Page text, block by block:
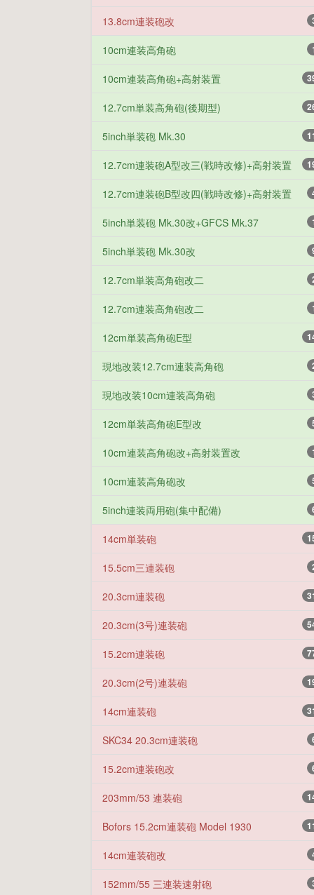
13.8cm連装砲改
10cm連装高角砲
10cm連装高角砲+高射装置
12.7cm単装高角砲(後期型)
5inch単装砲 Mk.30
12.7cm連装砲A型改三(戦時改修)+高射装置
12.7cm連装砲B型改四(戦時改修)+高射装置
5inch単装砲 Mk.30改+GFCS Mk.37
5inch単装砲 Mk.30改
12.7cm単装高角砲改二
12.7cm連装高角砲改二
12cm単装高角砲E型
現地改装12.7cm連装高角砲
現地改装10cm連装高角砲
12cm単装高角砲E型改
10cm連装高角砲改+高射装置改
10cm連装高角砲改
5inch連装両用砲(集中配備)
14cm単装砲
15.5cm三連装砲
20.3cm連装砲
20.3cm(3号)連装砲
15.2cm連装砲
20.3cm(2号)連装砲
14cm連装砲
SKC34 20.3cm連装砲
15.2cm連装砲改
203mm/53 連装砲
Bofors 15.2cm連装砲 Model 1930
14cm連装砲改
152mm/55 三連装速射砲